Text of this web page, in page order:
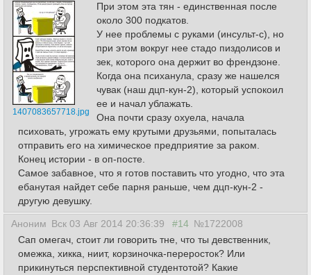
1407083657718.jpg
При этом эта тян - единственная после
около 300 подкатов.
У нее проблемы с руками (инсульт-с), но
при этом вокруг нее стадо пиздолисов и
зек, которого она держит во френдзоне.
Когда она психанула, сразу же нашелся
чувак (наш дцп-кун-2), который успокоил
ее и начал ублажать.
Она почти сразу охуела, начала
психовать, угрожать ему крутыми друзьями, попыталась
отправить его на химическое предприятие за раком.
Конец истории - в оп-посте.
Самое забавное, что я готов поставить что угодно, что эта
ебанутая найдет себе парня раньше, чем дцп-кун-2 -
другую девушку.
Аноним Вск 03 Авг 2014 20:36:39 #14 №1722008
Сап омегач, стоит ли говорить тне, что ты девственник,
омежка, хикка, ниит, корзиночка-переросток? Или
прикинуться перспективной студентотой? Какие